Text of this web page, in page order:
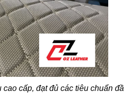
cấp, đạt đủ các tiêu chuẩn